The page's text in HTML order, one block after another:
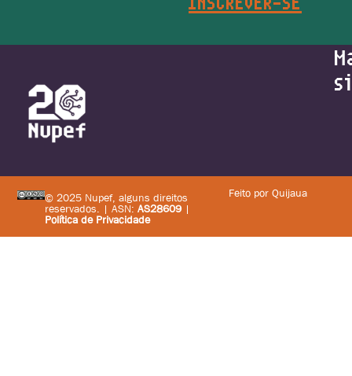
© 2025 Nupef, alguns direitos
reservados. | ASN: AS28609|
Política de Privacidade
Feito por Quijaua